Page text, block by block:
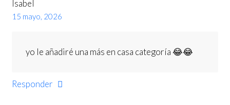
Isabel
15 mayo, 2026
yo le añadiré una más en casa categoría 😂😂
Responder